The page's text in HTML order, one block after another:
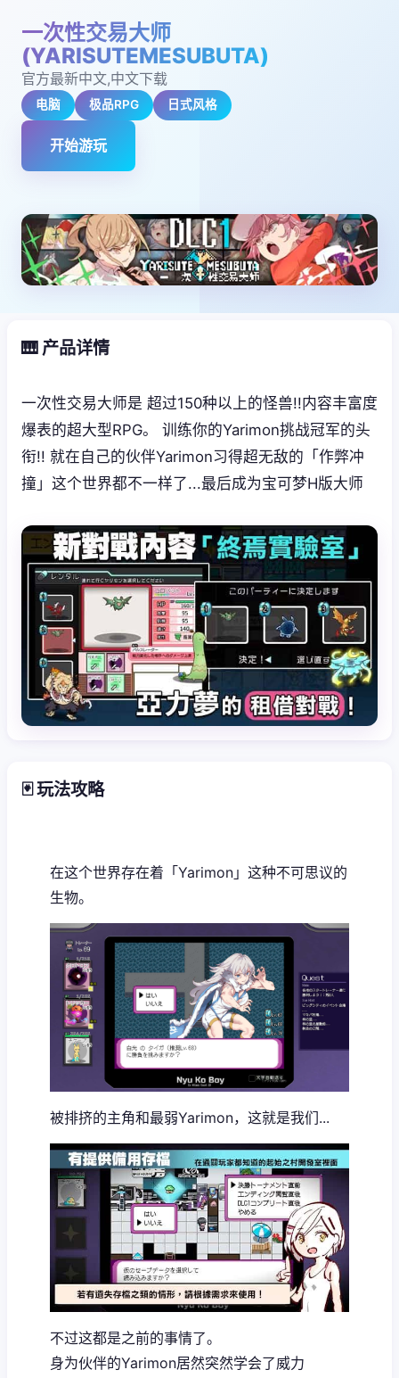
一次性交易大师
(YARISUTEMESUBUTA)
官方最新中文,中文下载
电脑 极品RPG 日式风格
开始游玩
🎹 产品详情
一次性交易大师是 超过150种以上的怪兽!!内容丰富度
爆表的超大型RPG。 训练你的Yarimon挑战冠军的头
衔!! 就在自己的伙伴Yarimon习得超无敌的「作弊冲
撞」这个世界都不一样了...最后成为宝可梦H版大师
🃏 玩法攻略
在这个世界存在着「Yarimon」这种不可思议的
生物。
被排挤的主角和最弱Yarimon，这就是我们...
不过这都是之前的事情了。
身为伙伴的Yarimon居然突然学会了威力